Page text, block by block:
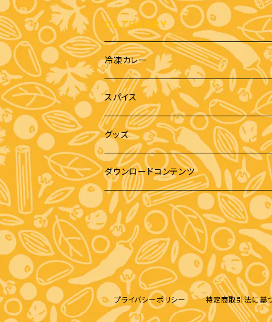
CATEGORY
冷凍カレー
スパイス
グッズ
缶バッジ
エコバッグ
Tシャツ
パーカー
スマホケース
ダウンロードコンテンツ
ペーパークラフト
画像データ
プライバシーポリシー 特定商取引法に基